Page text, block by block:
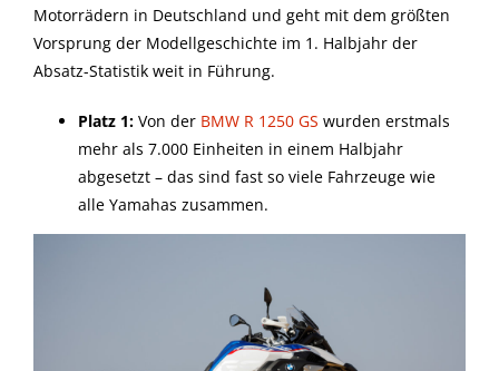
Motorrädern in Deutschland und geht mit dem größten
Vorsprung der Modellgeschichte im 1. Halbjahr der
Absatz-Statistik weit in Führung.
Platz 1: Von der BMW R 1250 GS wurden erstmals
mehr als 7.000 Einheiten in einem Halbjahr
abgesetzt – das sind fast so viele Fahrzeuge wie
alle Yamahas zusammen.